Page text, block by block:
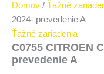
Domov / Ťažné
2024- prevedenie A
Ťažné zariadenia
C0755 CITROEN
prevedenie A